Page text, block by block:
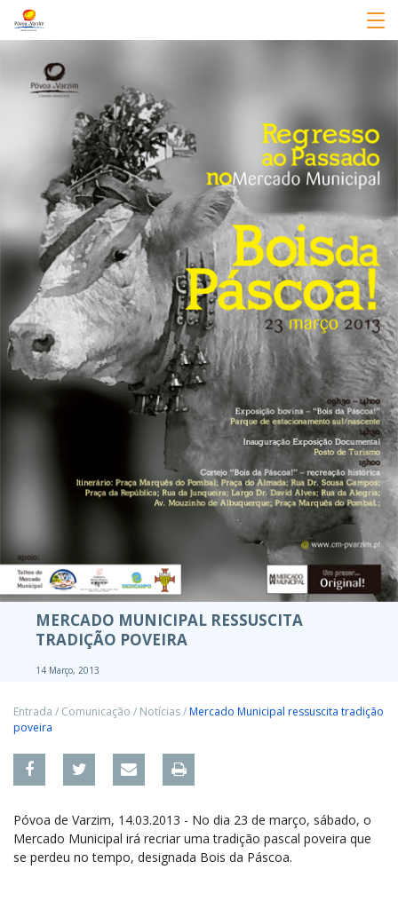
MERCADO MUNICIPAL RESSUSCITA
TRADIÇÃO POVEIRA
14 Março, 2013
Entrada / Comunicação / Notícias/Mercado Municipal ressuscita tradição
poveira
Póvoa de Varzim, 14.03.2013 - No dia 23 de março, sábado, o
Mercado Municipal irá recriar uma tradição pascal poveira que
se perdeu no tempo, designada Bois da Páscoa.